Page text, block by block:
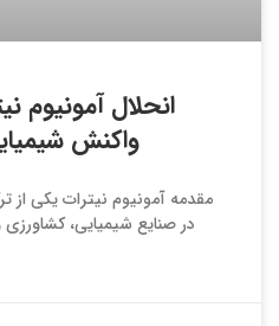
انحلال آمونیوم
واکنش
مقدمه آمونیوم نیترات یکی از
در صنایع شیمیایی، کشاورزی